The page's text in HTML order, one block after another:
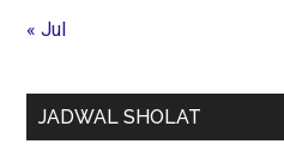
« Jul
JADWAL SHOLAT